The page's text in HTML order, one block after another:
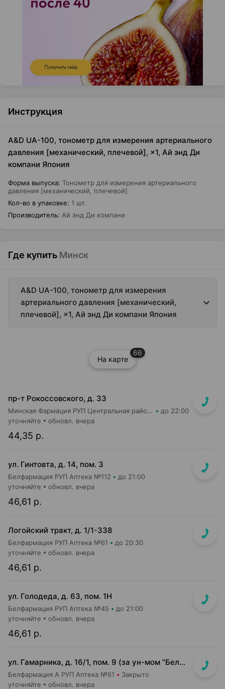
Инструкция
A&D UA-100, тонометр для измерения артериального
давления [механический, плечевой], ×1, Ай энд Ди
компани Япония
Форма выпуска: Тонометр для измерения артериального
давления [механический, плечевой]
Кол-во в упаковке: 1 шт.
Производитель: Ай энд Ди компани
Где купить Минск
A&D UA-100, тонометр для измерения
артериального давления [механический,
плечевой], ×1, Ай энд Ди компани Япония
На карте
66
пр-т Рокоссовского, д. 33
Минская Фармация РУП Центральная районная аптека №182 до 22:00
44,35 р.
уточняйте обновл. вчера
ул. Гинтовта, д. 14, пом. 3
Белфармация РУП Аптека №112 до 21:00
46,61 р.
уточняйте обновл. вчера
Логойский тракт, д. 1/1-338
Белфармация РУП Аптека №61 до 20:30
46,61 р.
уточняйте обновл. вчера
ул. Голодеда, д. 63, пом. 1Н
Белфармация РУП Аптека №45 до 21:00
46,61 р.
уточняйте обновл. вчера
ул. Гамарника, д. 16/1, пом. 9 (за ун-мом "БелМаркет")
Белфармация А РУП Аптека №61 Закрыто
уточняйте обновл. вчера